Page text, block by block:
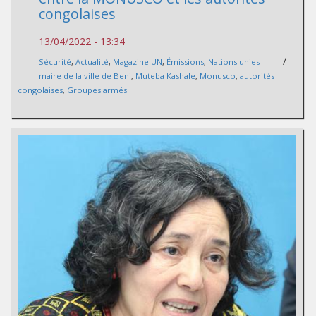
congolaises
13/04/2022 - 13:34
Sécurité, Actualité, Magazine UN, Émissions, Nations unies /
maire de la ville de Beni, Muteba Kashale, Monusco, autorités
congolaises, Groupes armés